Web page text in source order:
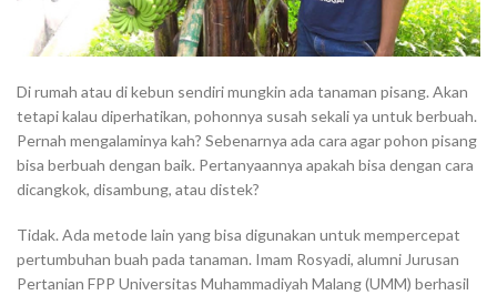
Di rumah atau di kebun sendiri mungkin ada tanaman pisang. Akan
tetapi kalau diperhatikan, pohonnya susah sekali ya untuk berbuah.
Pernah mengalaminya kah? Sebenarnya ada cara agar pohon pisang
bisa berbuah dengan baik. Pertanyaannya apakah bisa dengan cara
dicangkok, disambung, atau distek?
Tidak. Ada metode lain yang bisa digunakan untuk mempercepat
pertumbuhan buah pada tanaman. Imam Rosyadi, alumni Jurusan
Pertanian FPP Universitas Muhammadiyah Malang (UMM) berhasil